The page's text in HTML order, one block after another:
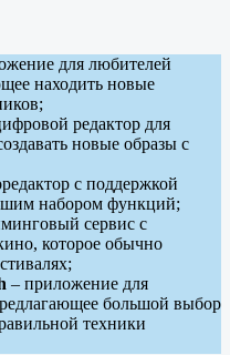
для любителей
находить новые
редактор для
новые образы с
с поддержкой
набором функций;
сервис с
которое обычно
– приложение для
большой выбор
техники